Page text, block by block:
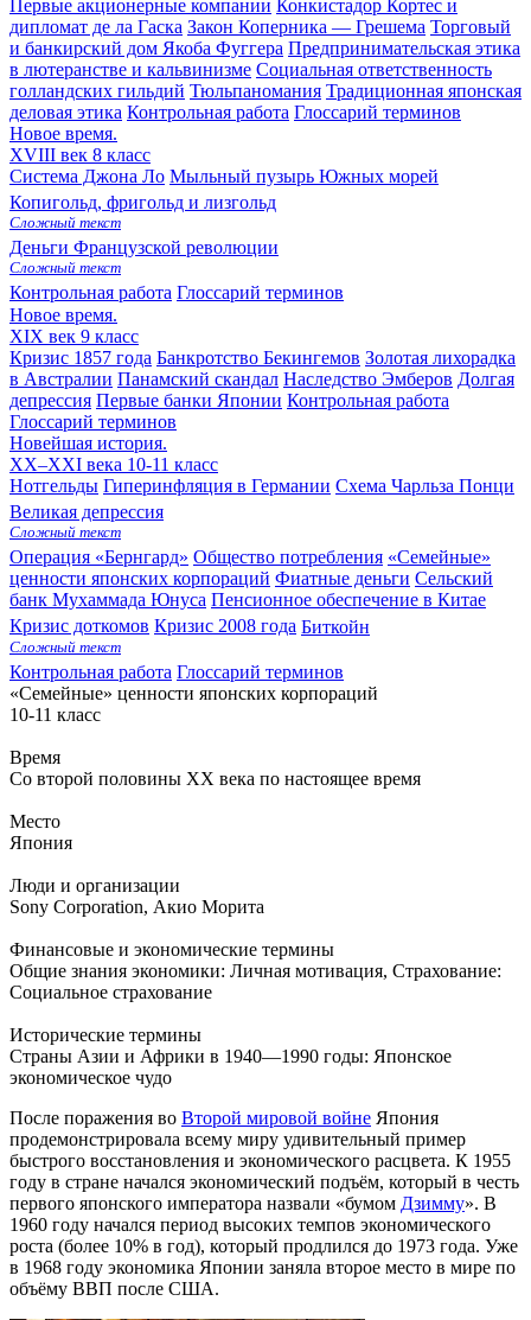
Первые акционерные компании Конкистадор Кортес и
дипломат де ла Гаска Закон Коперника — Грешема Торговый
и банкирский дом Якоба Фуггера Предпринимательская этика
в лютеранстве и кальвинизме Социальная ответственность
голландских гильдий Тюльпаномания Традиционная японская
деловая этика Контрольная работа Глоссарий терминов
Новое время.
XVIII век 8 класс
Система Джона Ло Мыльный пузырь Южных морей
Копигольд, фригольд и лизгольд
Сложный текст
Деньги Французской революции
Сложный текст
Контрольная работа Глоссарий терминов
Новое время.
XIX век 9 класс
Кризис 1857 года Банкротство Бекингемов Золотая лихорадка
в Австралии Панамский скандал Наследство Эмберов Долгая
депрессия Первые банки Японии Контрольная работа
Глоссарий терминов
Новейшая история.
XX–XXI века 10-11 класс
Нотгельды Гиперинфляция в Германии Схема Чарльза Понци
Великая депрессия
Сложный текст
Операция «Бернгард» Общество потребления «Семейные»
ценности японских корпораций Фиатные деньги Сельский
банк Мухаммада Юнуса Пенсионное обеспечение в Китае
Кризис доткомов Кризис 2008 года Биткойн
Сложный текст
Контрольная работа Глоссарий терминов
«Семейные» ценности японских корпораций
10-11 класс
Время
Со второй половины XX века по настоящее время
Место
Япония
Люди и организации
Sony Corporation, Акио Морита
Финансовые и экономические термины
Общие знания экономики: Личная мотивация, Страхование:
Социальное страхование
Исторические термины
Страны Азии и Африки в 1940—1990 годы: Японское
экономическое чудо
После поражения во Второй мировой войне Япония
продемонстрировала всему миру удивительный пример
быстрого восстановления и экономического расцвета. К 1955
году в стране начался экономический подъём, который в честь
первого японского императора назвали «бумом Дзимму». В
1960 году начался период высоких темпов экономического
роста (более 10% в год), который продлился до 1973 года. Уже
в 1968 году экономика Японии заняла второе место в мире по
объёму ВВП после США.